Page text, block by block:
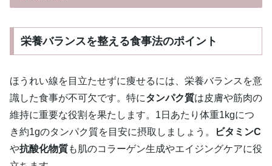
栄養バランスを整える食事法のポイント
ほうれい線を目立たせずに痩せるには、栄養バランスを意
識した食事が不可欠です。特にタンパク質は皮膚や筋肉の
維持に重要な役割を果たします。1日あたり体重1kgにつ
き約1gのタンパク質を目安に摂取しましょう。
ビタミンC
や抗酸化物質も肌のコラーゲン生成やエイジングケアに役